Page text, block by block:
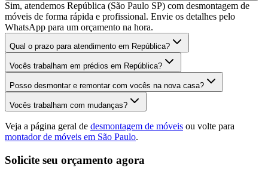
Sim, atendemos República (São Paulo SP) com desmontagem de
móveis de forma rápida e profissional. Envie os detalhes pelo
WhatsApp para um orçamento na hora.
Qual o prazo para atendimento em República?
Vocês trabalham em prédios em República?
Posso desmontar e remontar com vocês na nova casa?
Vocês trabalham com mudanças?
Veja a página geral de desmontagem de móveis ou volte para
montador de móveis em São Paulo.
Solicite seu orçamento agora